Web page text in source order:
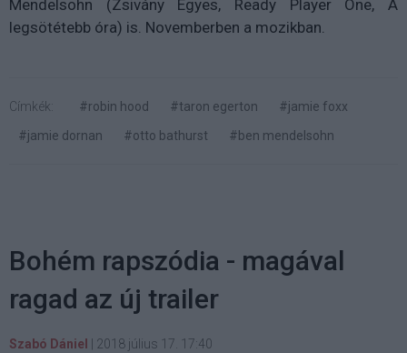
Mendelsohn (Zsivány Egyes, Ready Player One, A
legsötétebb óra) is. Novemberben a mozikban.
Címkék: #robin hood #taron egerton
#jamie foxx
#jamie dornan
#otto bathurst #ben mendelsohn
Bohém rapszódia - magával
ragad az új trailer
Szabó Dániel 2018 július 17. 17:40